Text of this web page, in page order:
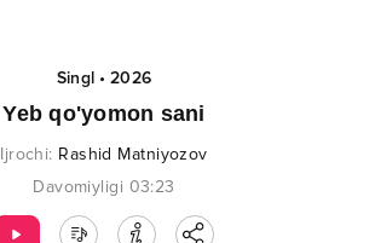
Singl•2026
Yeb qo'yomon sani
Ijrochi: Rashid Matniyozov
Davomiyligi 03:23